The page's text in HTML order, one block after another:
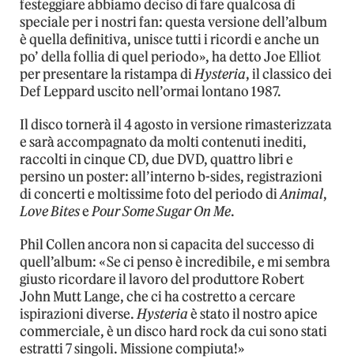
festeggiare abbiamo deciso di fare qualcosa di
speciale per i nostri fan: questa versione dell’album
è quella definitiva, unisce tutti i ricordi e anche un
po’ della follia di quel periodo», ha detto Joe Elliot
per presentare la ristampa diHysteria, il classico dei
Def Leppard uscito nell’ormai lontano 1987.
Il disco tornerà il 4 agosto in versione rimasterizzata
e sarà accompagnato da molti contenuti inediti,
raccolti in cinque CD, due DVD, quattro libri e
persino un poster: all’interno b-sides, registrazioni
di concerti e moltissime foto del periodo diAnimal,
Love BitesePour Some Sugar On Me.
Phil Collen ancora non si capacita del successo di
quell’album: «Se ci penso è incredibile, e mi sembra
giusto ricordare il lavoro del produttore Robert
John Mutt Lange, che ci ha costretto a cercare
ispirazioni diverse.Hysteriaè stato il nostro apice
commerciale, è un disco hard rock da cui sono stati
estratti 7 singoli. Missione compiuta!»